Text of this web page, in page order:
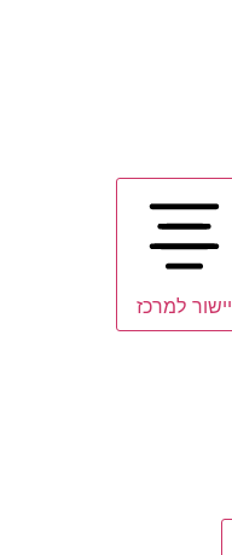
יישור למרכז